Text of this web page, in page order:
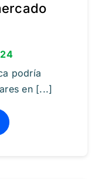
podría
en [...]